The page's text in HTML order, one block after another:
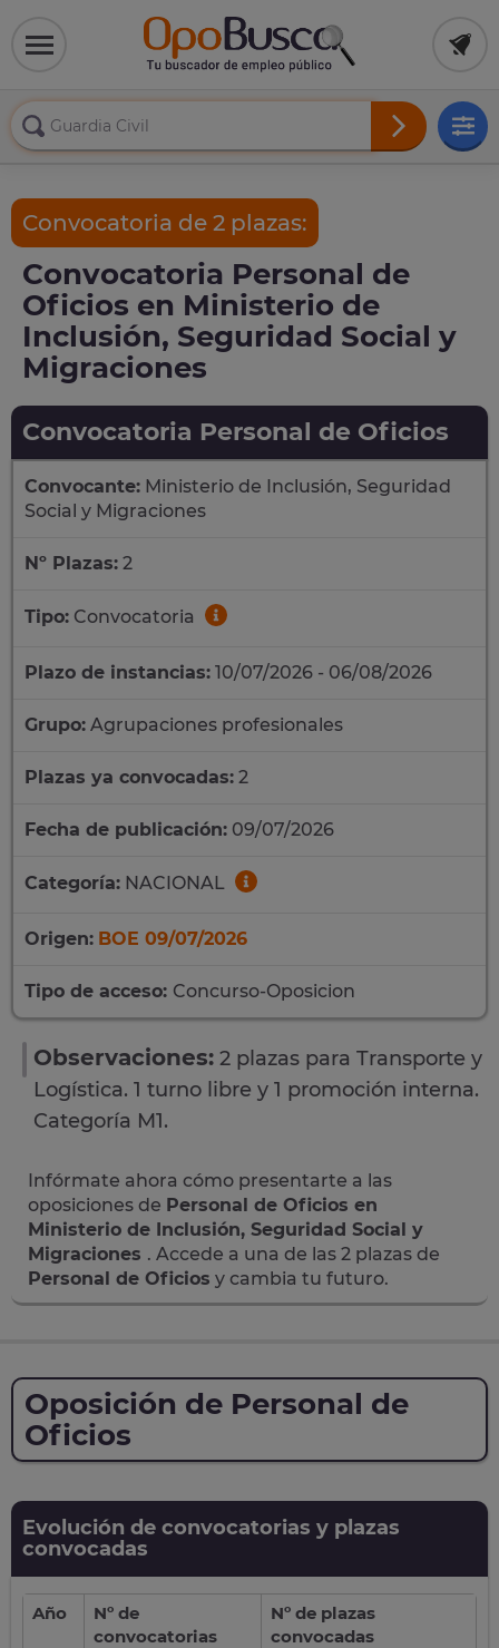
Convocatoria de 2 plazas:
Convocatoria Personal de
Oficios en Ministerio de
Inclusión, Seguridad Social y
Migraciones
Convocatoria Personal de Oficios
Convocante: Ministerio de Inclusión, Seguridad
Social y Migraciones
Nº Plazas: 2
Tipo: Convocatoria
Plazo de instancias: 10/07/2026 - 06/08/2026
Grupo: Agrupaciones profesionales
Plazas ya convocadas: 2
Fecha de publicación: 09/07/2026
Categoría: NACIONAL
Origen: BOE 09/07/2026
Tipo de acceso: Concurso-Oposicion
Observaciones: 2 plazas para Transporte y
Logística. 1 turno libre y 1 promoción interna.
Categoría M1.
Infórmate ahora cómo presentarte a las
oposiciones de Personal de Oficios en
Ministerio de Inclusión, Seguridad Social y
Migraciones . Accede a una de las 2 plazas de
Personal de Oficios y cambia tu futuro.
Oposición de Personal de
Oficios
Evolución de convocatorias y plazas
convocadas
Año
Nº de
convocatorias
Nº de plazas
convocadas